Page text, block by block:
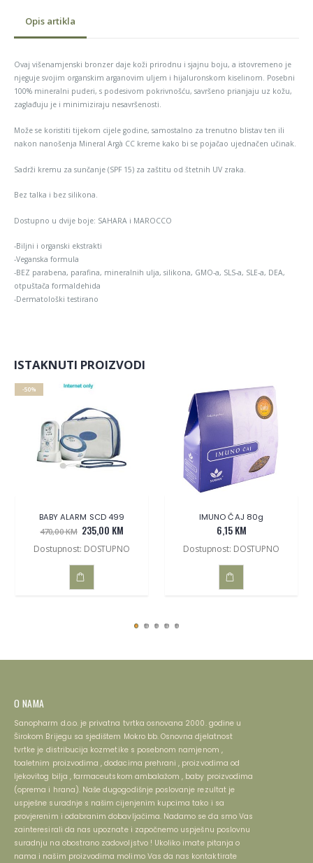
Opis artikla
Ovaj višenamjenski bronzer daje koži prirodnu i sjajnu boju, a istovremeno je
njeguje svojim organskim arganovim uljem i hijaluronskom kiselinom. Posebni
100% mineralni puderi, s podesivom pokrivnošću, savršeno prianjaju uz kožu,
zaglađuju je i minimiziraju nesavršenosti.
Može se koristiti tijekom cijele godine, samostalno za trenutno blistav ten ili
nakon nanošenja Mineral Argà CC kreme kako bi se pojačao ujednačen učinak.
Sadrži kremu za sunčanje (SPF 15) za zaštitu od štetnih UV zraka.
Bez talka i bez silikona.
Dostupno u dvije boje: SAHARA i MAROCCO
-Biljni i organski ekstrakti
-Veganska formula
-BEZ parabena, parafina, mineralnih ulja, silikona, GMO-a, SLS-a, SLE-a, DEA,
otpuštača formaldehida
-Dermatološki testirano
ISTAKNUTI PROIZVODI
BABY ALARM SCD 499
470,00 KM 235,00 KM
-50%
Dostupnost: DOSTUPNO
IMUNO ČAJ 80g
6,15 KM
Dostupnost: DOSTUPNO
O NAMA
Sanopharm d.o.o. je privatna tvrtka osnovana 2000. godine u
Širokom Brijegu sa sjedištem Mokro bb. Osnovna djelatnost
tvrtke je distribucija kozmetike s posebnom namjenom ,
toaletnim proizvodima , dodacima prehrani , proizvodima od
ljekovitog bilja , farmaceutskom ambalažom , baby proizvodima
(oprema i hrana). Naše dugogodišnje poslovanje rezultat je
uspješne suradnje s našim cijenjenim kupcima tako i sa
provjerenim i odabranim dobavljačima. Nadamo se da smo Vas
zainteresirali da nas upoznate i započnemo uspješnu poslovnu
suradnju na obostrano zadovoljstvo ! Ukoliko imate pitanja o
nama i našim proizvodima molimo Vas da nas kontaktirate